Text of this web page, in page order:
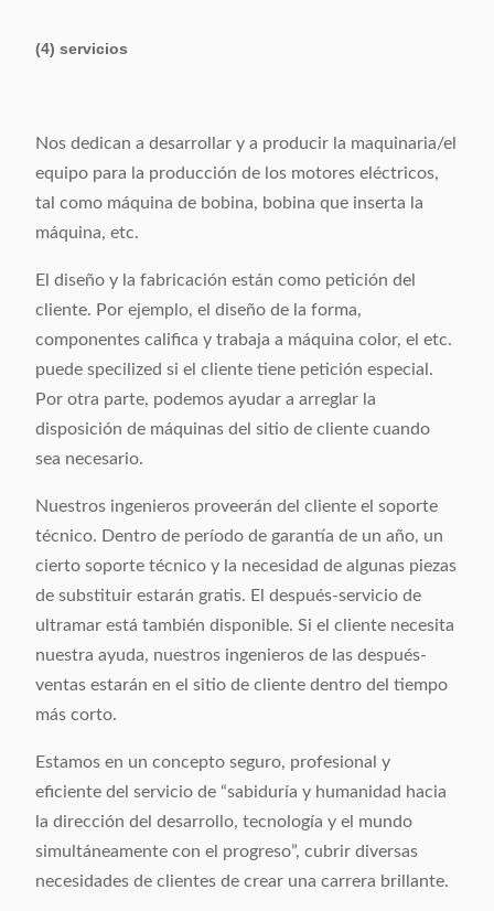
(4) servicios
Nos dedican a desarrollar y a producir la maquinaria/el
equipo para la producción de los motores eléctricos,
tal como máquina de bobina, bobina que inserta la
máquina, etc.
El diseño y la fabricación están como petición del
cliente. Por ejemplo, el diseño de la forma,
componentes califica y trabaja a máquina color, el etc.
puede specilized si el cliente tiene petición especial.
Por otra parte, podemos ayudar a arreglar la
disposición de máquinas del sitio de cliente cuando
sea necesario.
Nuestros ingenieros proveerán del cliente el soporte
técnico. Dentro de período de garantía de un año, un
cierto soporte técnico y la necesidad de algunas piezas
de substituir estarán gratis. El después-servicio de
ultramar está también disponible. Si el cliente necesita
nuestra ayuda, nuestros ingenieros de las después-
ventas estarán en el sitio de cliente dentro del tiempo
más corto.
Estamos en un concepto seguro, profesional y
eficiente del servicio de “sabiduría y humanidad hacia
la dirección del desarrollo, tecnología y el mundo
simultáneamente con el progreso”, cubrir diversas
necesidades de clientes de crear una carrera brillante.